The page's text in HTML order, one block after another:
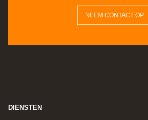
NEEM CONTACT OP
DIENSTEN